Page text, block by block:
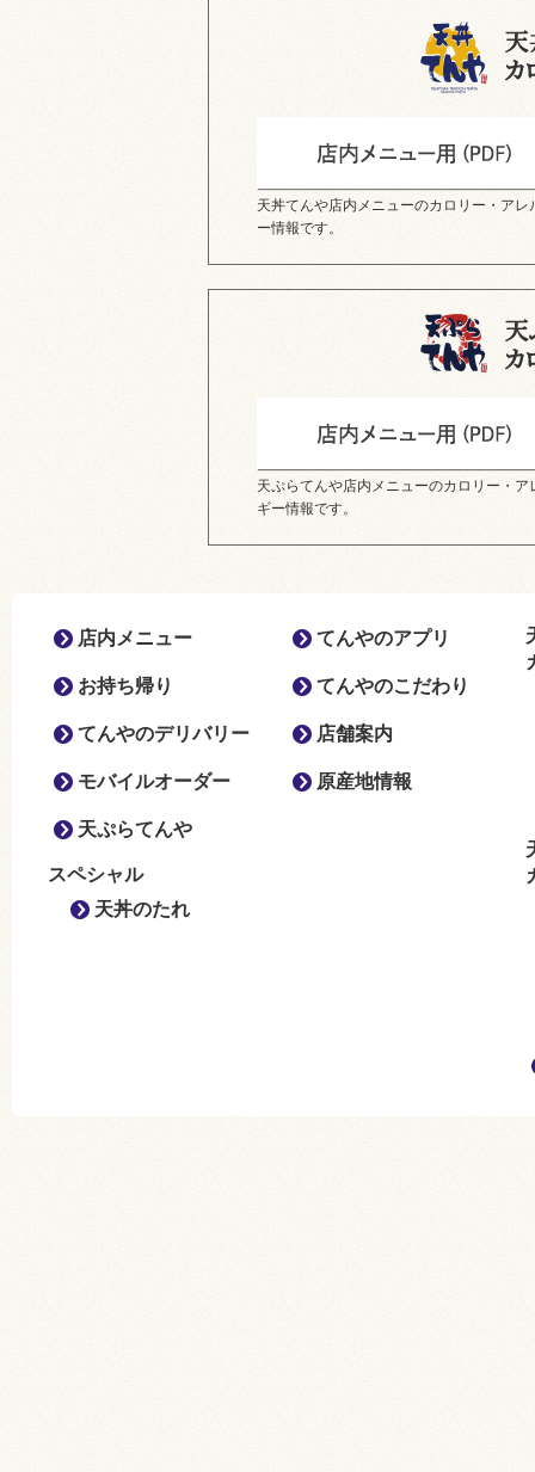
天丼てんや店内メニューのカロリー・アレ
ー情報です。
天ぷらてんや店内メニューのカロリー・ア
ギー情報です。
店内メニュー
お持ち帰り
てんやのデリバリー
モバイルオーダー
天ぷらてんや
スペシャル
天丼のたれ
てんやのアプリ
てんやのこだわり
店舗案内
原産地情報